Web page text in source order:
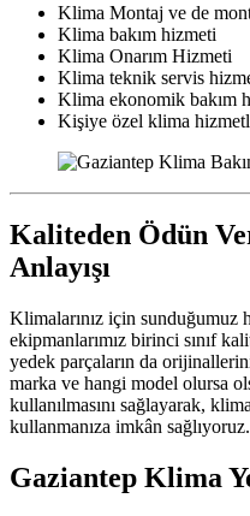
Klima Montaj ve de
Klima bakım hizmeti
Klima Onarım Hizmeti
Klima teknik servis
Klima ekonomik bakım
Kişiye özel klima
Kaliteden Ödün
Anlayışı
Klimalarınız için sunduğumuz
ekipmanlarımız birinci sınıf
yedek parçaların da
marka ve hangi model olursa
kullanılmasını sağlayarak,
kullanmanıza imkân sağlıyoruz.
Gaziantep Klima